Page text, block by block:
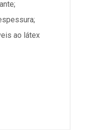
ao látex